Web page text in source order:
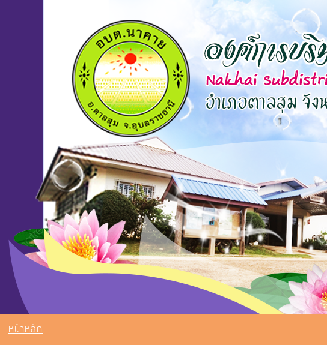
หน้าหลัก